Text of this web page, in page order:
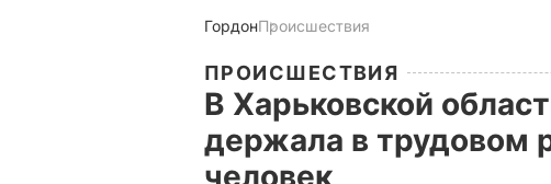
ГордонПроисшествия
ПРОИСШЕСТВИЯ
В Харьковской
держала в трудовом
человек